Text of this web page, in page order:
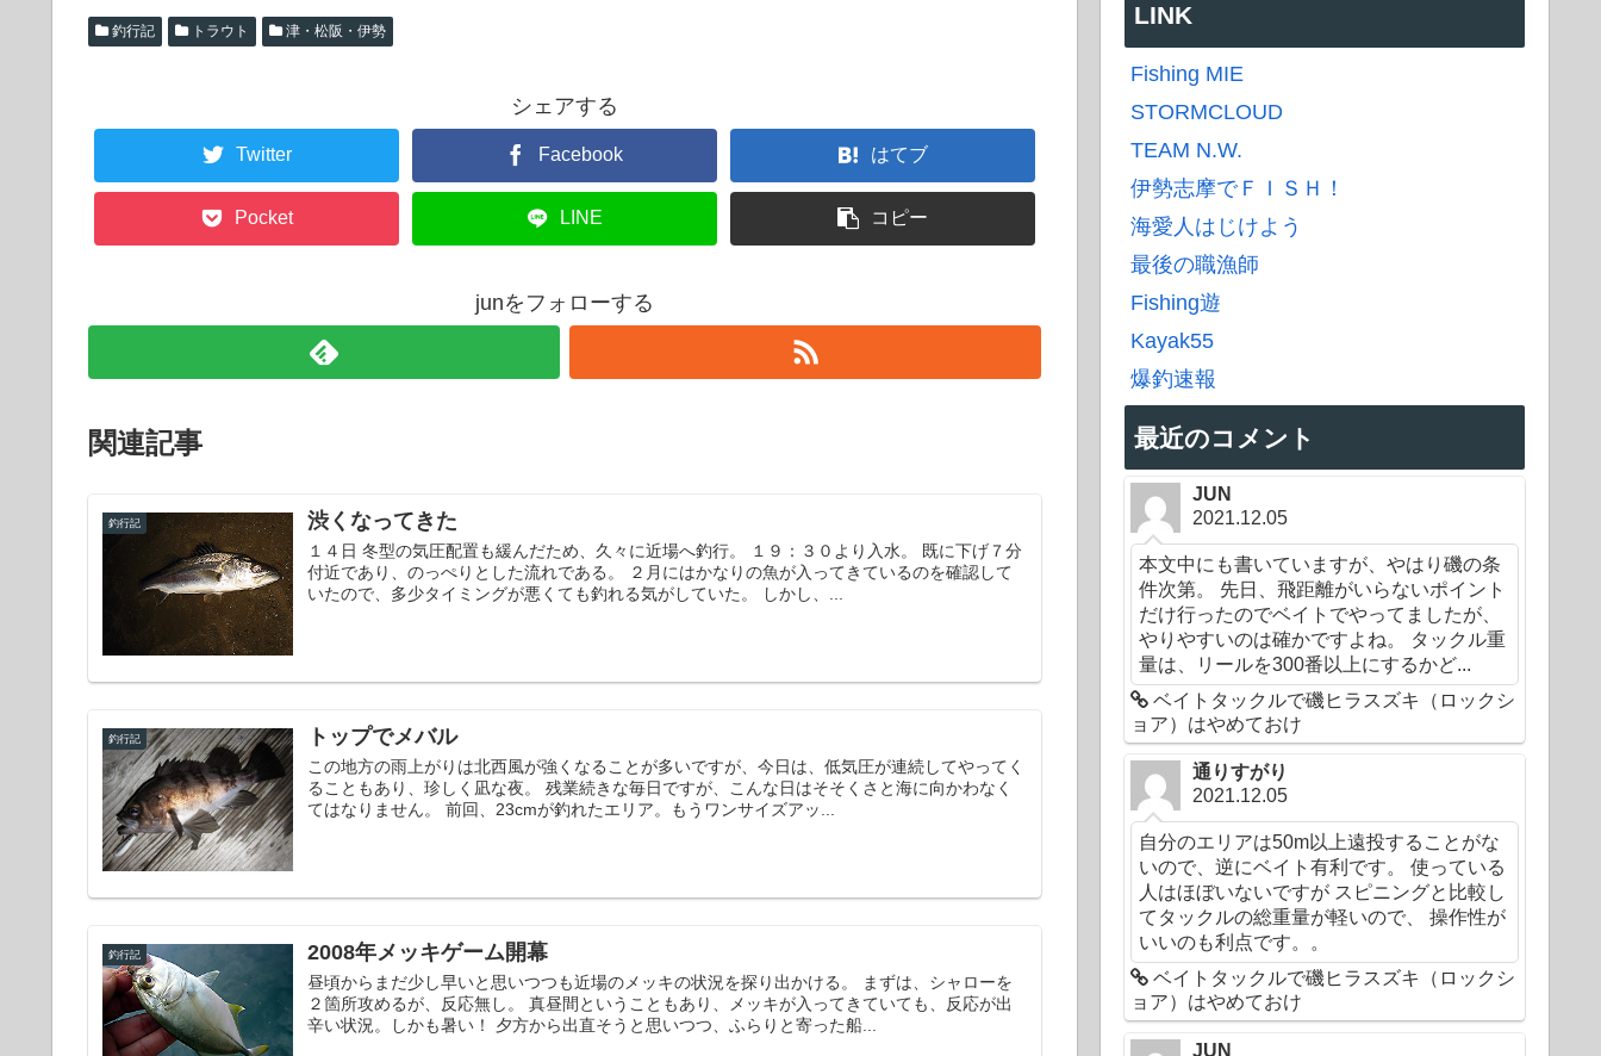
釣行記 トラウト 津・松阪・伊勢
シェアする
Twitter Facebook はてブ
Pocket LINE コピー
junをフォローする
関連記事
釣行記 渋くなってきた
１４日 冬型の気圧配置も緩んだため、久々に近場へ釣行。 １９：３０より入水。 既に下げ７分
付近であり、のっぺりとした流れである。 ２月にはかなりの魚が入ってきているのを確認して
いたので、多少タイミングが悪くても釣れる気がしていた。 しかし、...
釣行記 トップでメバル
この地方の雨上がりは北西風が強くなることが多いですが、今日は、低気圧が連続してやってく
ることもあり、珍しく凪な夜。 残業続きな毎日ですが、こんな日はそそくさと海に向かわなく
てはなりません。 前回、23cmが釣れたエリア。もうワンサイズアッ...
釣行記 2008年メッキゲーム開幕
昼頃からまだ少し早いと思いつつも近場のメッキの状況を探り出かける。 まずは、シャローを
２箇所攻めるが、反応無し。 真昼間ということもあり、メッキが入ってきていても、反応が出
辛い状況。しかも暑い！ 夕方から出直そうと思いつつ、ふらりと寄った船...
LINK
Fishing MIE
STORMCLOUD
TEAM N.W.
伊勢志摩でＦＩＳＨ！
海愛人はじけよう
最後の職漁師
Fishing遊
Kayak55
爆釣速報
最近のコメント
JUN
2021.12.05
本文中にも書いていますが、やはり磯の条
件次第。 先日、飛距離がいらないポイント
だけ行ったのでベイトでやってましたが、
やりやすいのは確かですよね。 タックル重
量は、リールを300番以上にするかど...
ベイトタックルで磯ヒラスズキ（ロックシ
ョア）はやめておけ
通りすがり
2021.12.05
自分のエリアは50m以上遠投することがな
いので、逆にベイト有利です。 使っている
人はほぼいないですが スピニングと比較し
てタックルの総重量が軽いので、 操作性が
いいのも利点です。。
ベイトタックルで磯ヒラスズキ（ロックシ
ョア）はやめておけ
JUN